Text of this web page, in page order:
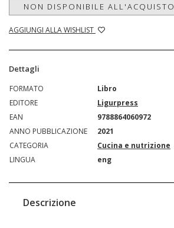
NON DISPONIBILE ALL'ACQUISTO
AGGIUNGI ALLA WISHLIST
Dettagli
FORMATO
Libro
EDITORE
Ligurpress
EAN
9788864060972
ANNO PUBBLICAZIONE
2021
CATEGORIA
Cucina e nutrizione
LINGUA
eng
Descrizione